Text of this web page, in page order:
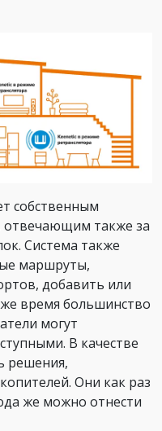
собственным
также за
Система также
маршруты,
добавить или
время большинство
могут
В качестве
решения,
Они как раз
же можно отнести